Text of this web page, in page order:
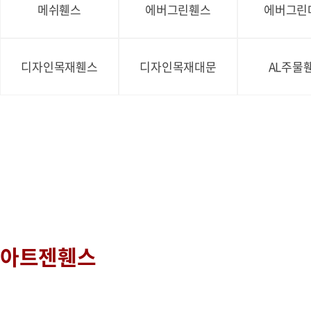
메쉬휀스 에버그린휀스 에버그
디자인목재휀스 디자인목재대문 AL주물
아트젠휀스